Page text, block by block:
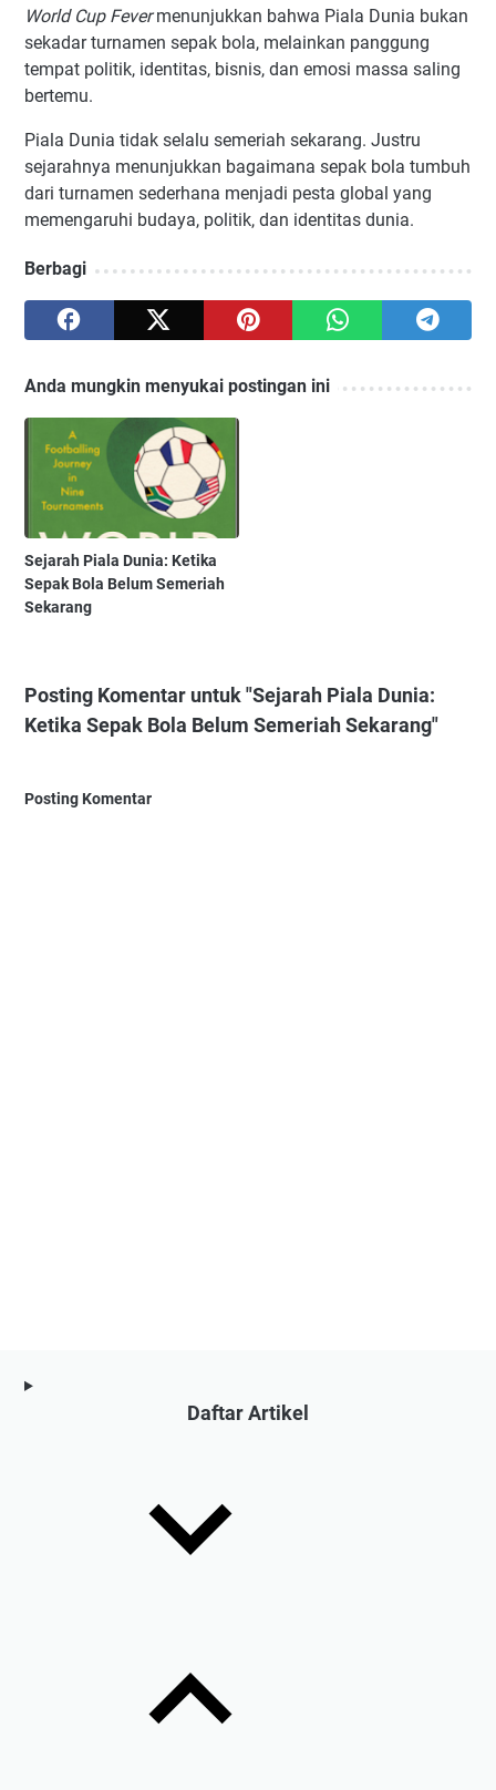
World Cup Fevermenunjukkan bahwa Piala Dunia bukan
sekadar turnamen sepak bola, melainkan panggung
tempat politik, identitas, bisnis, dan emosi massa saling
bertemu.
Piala Dunia tidak selalu semeriah sekarang. Justru
sejarahnya menunjukkan bagaimana sepak bola tumbuh
dari turnamen sederhana menjadi pesta global yang
memengaruhi budaya, politik, dan identitas dunia.
Berbagi
Anda mungkin menyukai postingan ini
Sejarah Piala Dunia: Ketika
Sepak Bola Belum Semeriah
Sekarang
Posting Komentar untuk "Sejarah Piala Dunia:
Ketika Sepak Bola Belum Semeriah Sekarang"
Posting Komentar
Daftar Artikel